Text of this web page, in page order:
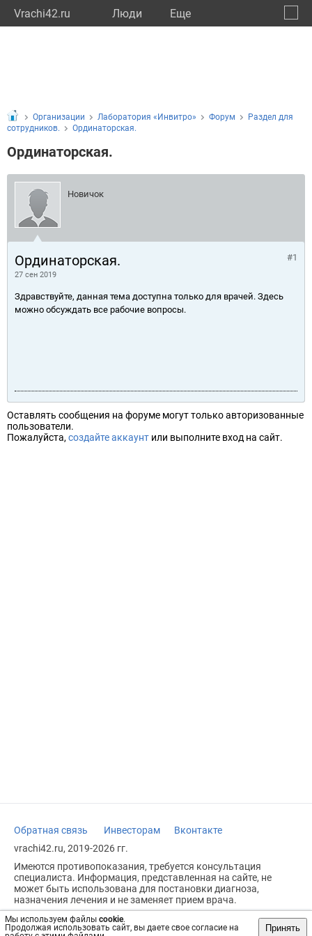
Vrachi42.ru Люди Eще
Мы используем файлы cookie.
Продолжая использовать сайт, вы даете свое согласие на
Принять
Организации Лаборатория «Инвитро» Форум
Раздел для
сотрудников.
Ординаторская.
Ординаторская.
Новичок
Ординаторская.
27 сен 2019
#1
Здравствуйте, данная тема доступна только для врачей. Здесь
можно обсуждать все рабочие вопросы.
Оставлять сообщения на форуме могут только авторизованные
пользователи.
Пожалуйста, создайте аккаунт или выполните вход на сайт.
Обратная связь Инвесторам
Вконтакте
vrachi42.ru, 2019-2026 гг.
Имеются противопоказания, требуется консультация
специалиста. Информация, представленная на сайте, не
может быть использована для постановки диагноза,
назначения лечения и не заменяет прием врача.
Возрастное ограничение: 18+